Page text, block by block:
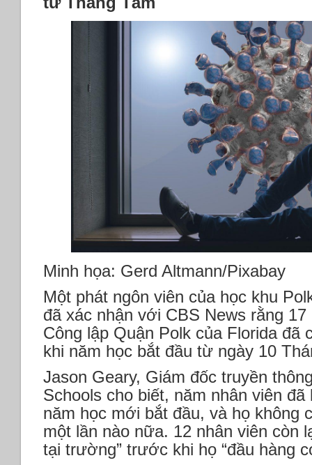
Minh họa: Gerd Altmann/Pixabay
Một phát ngôn viên của học khu
đã xác nhận với CBS News rằng
Công lập Quận Polk của Florida đã
khi năm học bắt đầu từ ngày 10
Jason Geary, Giám đốc truyền
Schools cho biết, năm nhân viên
năm học mới bắt đầu, và họ không
một lần nào nữa. 12 nhân viên còn
tại trường” trước khi họ “đầu hàng